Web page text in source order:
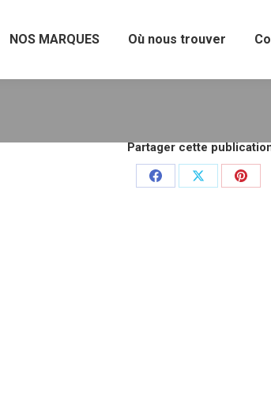
NOS MARQUES Où nous trouver
Partager cette
PartagerPartager